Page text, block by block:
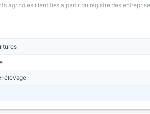
agricoles identifies a partir du registre des
élevage